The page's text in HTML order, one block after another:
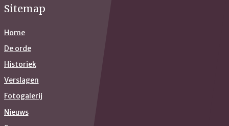
Sitemap
Home
De orde
Historiek
Verslagen
Fotogalerij
Nieuws